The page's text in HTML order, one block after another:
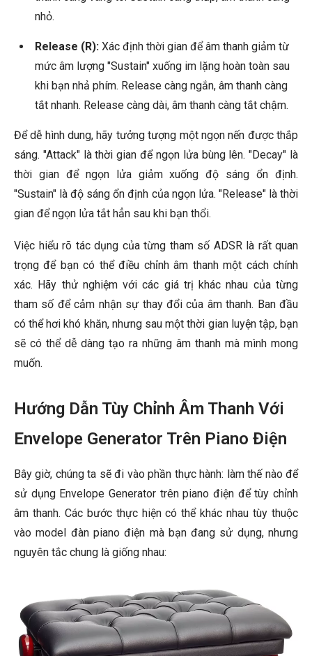
nhỏ.
Release (R): Xác định thời gian để âm thanh giảm từ
mức âm lượng "Sustain" xuống im lặng hoàn toàn sau
khi bạn nhả phím. Release càng ngắn, âm thanh càng
tắt nhanh. Release càng dài, âm thanh càng tắt chậm.
Để dễ hình dung, hãy tưởng tượng một ngọn nến được thắp
sáng. "Attack" là thời gian để ngọn lửa bùng lên. "Decay" là
thời gian để ngọn lửa giảm xuống độ sáng ổn định.
"Sustain" là độ sáng ổn định của ngọn lửa. "Release" là thời
gian để ngọn lửa tắt hẳn sau khi bạn thổi.
Việc hiểu rõ tác dụng của từng tham số ADSR là rất quan
trọng để bạn có thể điều chỉnh âm thanh một cách chính
xác. Hãy thử nghiệm với các giá trị khác nhau của từng
tham số để cảm nhận sự thay đổi của âm thanh. Ban đầu
có thể hơi khó khăn, nhưng sau một thời gian luyện tập, bạn
sẽ có thể dễ dàng tạo ra những âm thanh mà mình mong
muốn.
Hướng Dẫn Tùy Chỉnh Âm Thanh Với
Envelope Generator Trên Piano Điện
Bây giờ, chúng ta sẽ đi vào phần thực hành: làm thế nào để
sử dụng Envelope Generator trên piano điện để tùy chỉnh
âm thanh. Các bước thực hiện có thể khác nhau tùy thuộc
vào model đàn piano điện mà bạn đang sử dụng, nhưng
nguyên tắc chung là giống nhau: